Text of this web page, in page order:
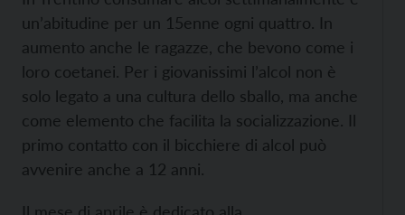
un’abitudine per un 15enne ogni quattro. In
aumento anche le ragazze, che bevono come i
loro coetanei. Per i giovanissimi l’alcol non è
solo legato a una cultura dello sballo, ma anche
come elemento che facilita la socializzazione. Il
primo contatto con il bicchiere di alcol può
avvenire anche a 12 anni.